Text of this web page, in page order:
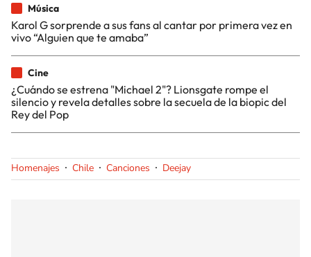
Música
Karol G sorprende a sus fans al cantar por primera vez en
vivo “Alguien que te amaba”
Cine
¿Cuándo se estrena "Michael 2"? Lionsgate rompe el
silencio y revela detalles sobre la secuela de la biopic del
Rey del Pop
Homenajes Chile Canciones Deejay